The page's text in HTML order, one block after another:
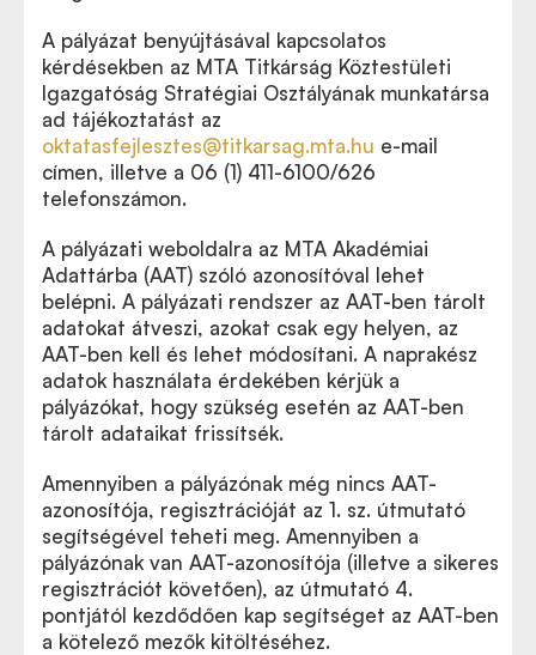
A pályázat benyújtásával kapcsolatos
kérdésekben az MTA Titkárság Köztestületi
Igazgatóság Stratégiai Osztályának munkatársa
ad tájékoztatást az
oktatasfejlesztes@titkarsag.mta.hu e-mail
címen, illetve a 06 (1) 411-6100/626
telefonszámon.
A pályázati weboldalra az MTA Akadémiai
Adattárba (AAT) szóló azonosítóval lehet
belépni. A pályázati rendszer az AAT-ben tárolt
adatokat átveszi, azokat csak egy helyen, az
AAT-ben kell és lehet módosítani. A naprakész
adatok használata érdekében kérjük a
pályázókat, hogy szükség esetén az AAT-ben
tárolt adataikat frissítsék.
Amennyiben a pályázónak még nincs AAT-
azonosítója, regisztrációját az 1. sz. útmutató
segítségével teheti meg. Amennyiben a
pályázónak van AAT-azonosítója (illetve a sikeres
regisztrációt követően), az útmutató 4.
pontjától kezdődően kap segítséget az AAT-ben
a kötelező mezők kitöltéséhez.